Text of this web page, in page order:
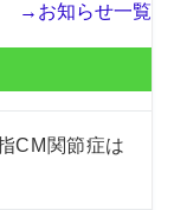
→お知らせ一覧
CM関節症は